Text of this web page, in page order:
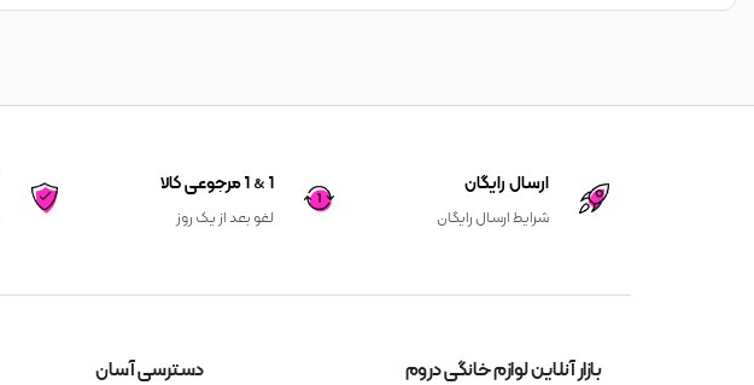
ارسال رایگان
شرایط ارسال رایگان
1 & 1 مرجوعی کالا
لغو بعد از یک روز
بازار آنلاین لوازم خانگی دروم دسترسی آسان